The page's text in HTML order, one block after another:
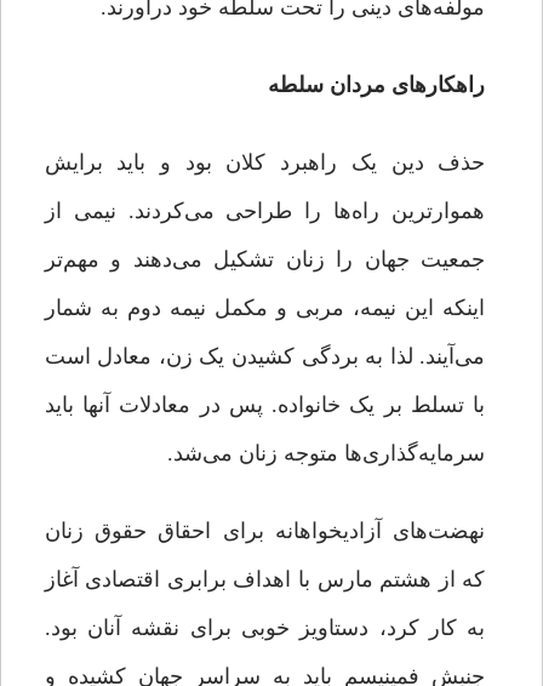
مولفه‌های دینی را تحت سلطه خود درآورند.
راهکارهای مردان سلطه
حذف دین یک ‌راهبرد کلان بود و باید برایش
هموارترین راه‌ها را طراحی می‌کردند. نیمی از
جمعیت جهان را زنان تشکیل می‌دهند و مهم‌تر
اینکه این نیمه، مربی و مکمل نیمه دوم به شمار
می‌آیند. لذا به بردگی کشیدن یک زن، معادل است
با تسلط بر یک خانواده. پس در معادلات آنها باید
سرمایه‌گذاری‌ها متوجه زنان می‌شد.
نهضت‌های آزادیخواهانه برای احقاق حقوق زنان
که از هشتم مارس با اهداف برابری اقتصادی آغاز
به کار کرد، دستاویز خوبی برای نقشه آنان بود.
جنبش‌ فمینیسم باید به سراسر جهان کشیده و